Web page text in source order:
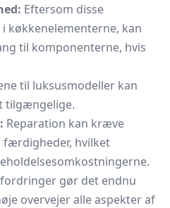
Eftersom disse
køkkenelementerne, kan
til komponenterne, hvis
til luksusmodeller kan
tilgængelige.
Reparation kan kræve
færdigheder, hvilket
gør det endnu
overvejer alle aspekter af